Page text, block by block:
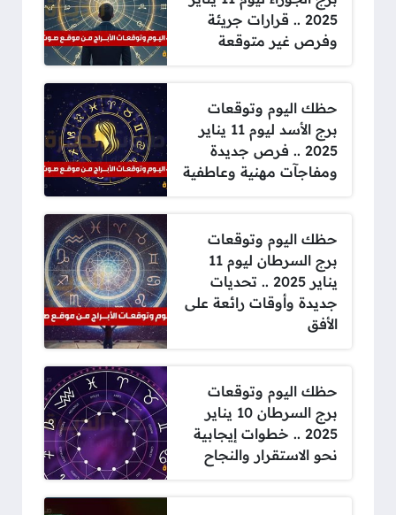
2025 .. قرارات جريئة
وفرص غير متوقعة
حظك اليوم وتوقعات
برج الأسد ليوم 11 يناير
2025 .. فرص جديدة
ومفاجآت مهنية وعاطفية
حظك اليوم وتوقعات
برج السرطان ليوم 11
يناير 2025 .. تحديات
جديدة وأوقات رائعة على
الأفق
حظك اليوم وتوقعات
برج السرطان 10 يناير
2025 .. خطوات إيجابية
نحو الاستقرار والنجاح